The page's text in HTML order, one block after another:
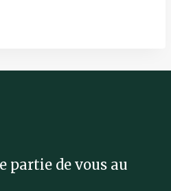
partie de vous au